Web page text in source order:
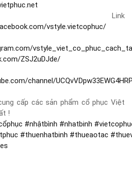
Link
vstyle.vietcophuc/
ZSJ2uDJde/
channel/
cấp các sản phẩm cổ phục Việt
!
#nhậtbình #nhatbinh #
#thuenhatbinh #thueaotac #